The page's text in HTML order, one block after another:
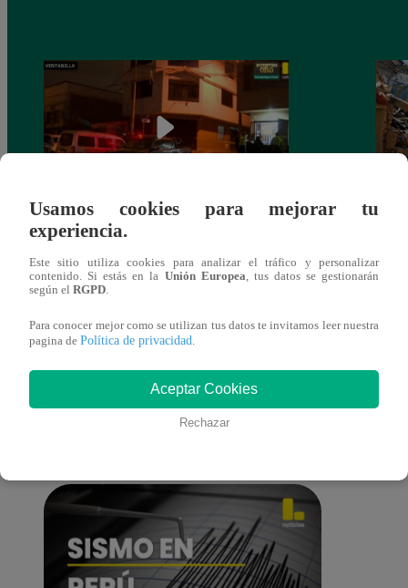
Ventanilla: asesinan a balazos a menor de
También te puede
interesar
Usamos cookies para mejorar tu
experiencia.
Este sitio utiliza cookies para analizar el tráfico y personalizar
contenido. Si estás en la Unión Europea, tus datos se gestionarán
según el RGPD.
Para conocer mejor como se utilizan tus datos te invitamos leer nuestra
pagina de Política de privacidad.
Aceptar Cookies
Rechazar